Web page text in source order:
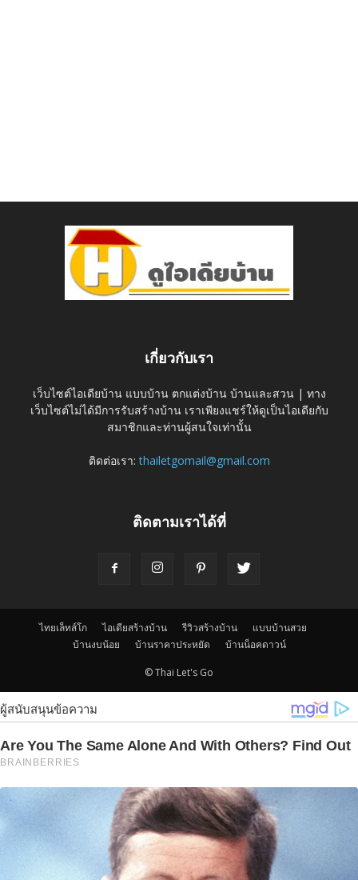
เกี่ยวกับเรา
เว็บไซต์ไอเดียบ้าน แบบบ้าน ตกแต่งบ้าน บ้านและสวน | ทาง
เว็บไซต์ไม่ได้มีการรับสร้างบ้าน เราเพียงแชร์ให้ดูเป็นไอเดียกับ
สมาชิกและท่านผู้สนใจเท่านั้น
ติดต่อเรา:thailetgomail@gmail.com
ติดตามเราได้ที่
ไทยเล็ทส์โก ไอเดียสร้างบ้าน รีวิวสร้างบ้าน
แบบบ้านสวย
บ้านงบน้อย
บ้านราคาประหยัด บ้านน็อคดาวน์
© Thai Let's Go